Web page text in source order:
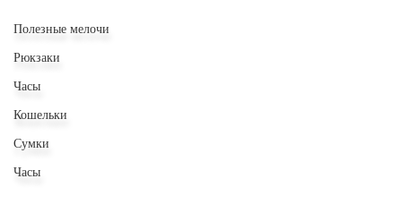
Полезные мелочи
Рюкзаки
Часы
Кошельки
Сумки
Часы